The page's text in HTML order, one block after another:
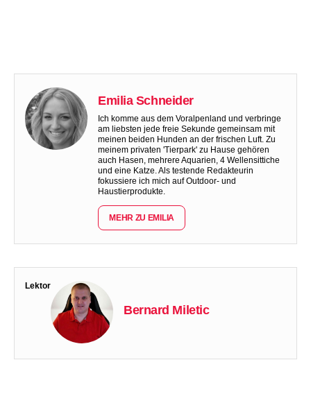
Emilia Schneider
Ich komme aus dem Voralpenland und verbringe
am liebsten jede freie Sekunde gemeinsam mit
meinen beiden Hunden an der frischen Luft. Zu
meinem privaten 'Tierpark' zu Hause gehören
auch Hasen, mehrere Aquarien, 4 Wellensittiche
und eine Katze. Als testende Redakteurin
fokussiere ich mich auf Outdoor- und
Haustierprodukte.
MEHR ZU EMILIA
Lektor
Bernard Miletic